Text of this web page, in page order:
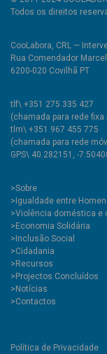
Todos os direitos
CooLabora, CRL —
Rua Comendador
6200-020 Covilhã PT
tlf\ +351 275 335 427
(chamada para rede fixa
tlm\ +351 967 455 775
(chamada para rede
GPS\ 40.282151, -
>Sobre
>Igualdade entre
>Violência doméstica e
>Economia Solidária
>Inclusão Social
>Cidadania
>Recursos
>Projectos Concluídos
>Notícias
>Contactos
Política de Privacidade